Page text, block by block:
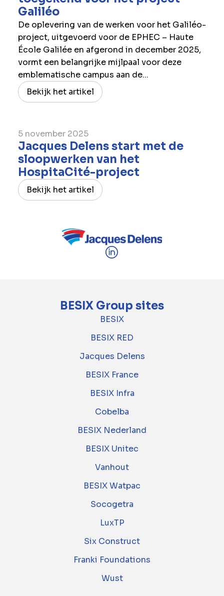
Galiléo
De oplevering van de werken voor het Galiléo-
project, uitgevoerd voor de EPHEC – Haute
École Galilée en afgerond in december 2025,
vormt een belangrijke mijlpaal voor deze
emblematische campus aan de...
Bekijk het artikel
5 november 2025
Jacques Delens start met de
sloopwerken van het
HospitaCité-project
Bekijk het artikel
BESIX Group sites
BESIX
BESIX RED
Jacques Delens
BESIX France
BESIX Infra
Cobelba
BESIX Nederland
BESIX Unitec
Vanhout
BESIX Watpac
Socogetra
LuxTP
Six Construct
Franki Foundations
Wust